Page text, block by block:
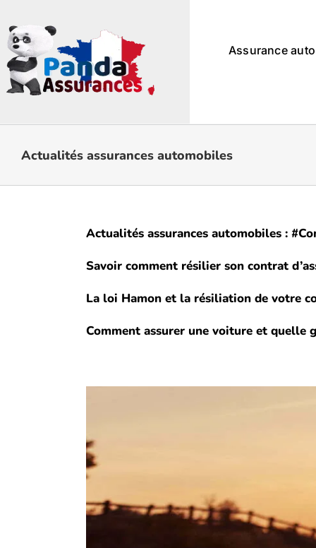
au
contenu
Assurance auto
Actualités assurances automobiles
Actualités assurances automobiles :
Savoir comment résilier son contrat
La loi Hamon et la résiliation de votre
Comment assurer une voiture et quelle